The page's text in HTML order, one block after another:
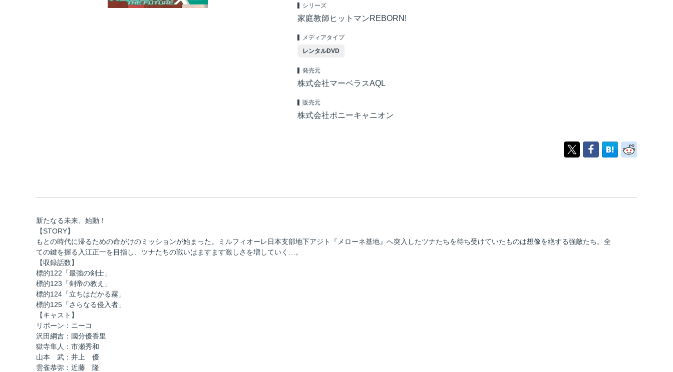
シリーズ
家庭教師ヒットマンREBORN!
メディアタイプ
レンタルDVD
発売元
株式会社マーベラスAQL
販売元
株式会社ポニーキャニオン
新たなる未来、始動！
【STORY】
もとの時代に帰るための命がけのミッションが始まった。ミルフィオーレ日本支部地下アジト『メローネ基地』へ突入したツナたちを待ち受けていたものは想像を絶する強敵たち。全
ての鍵を握る入江正一を目指し、ツナたちの戦いはますます激しさを増していく…。
【収録話数】
標的122「最強の剣士」
標的123「剣帝の教え」
標的124「立ちはだかる霧」
標的125「さらなる侵入者」
【キャスト】
リボーン：ニーコ
沢田綱吉：國分優香里
獄寺隼人：市瀬秀和
山本 武：井上 優
雲雀恭弥：近藤 隆